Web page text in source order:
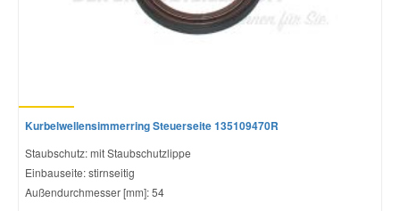
Kurbelwellensimmerring Steuerseite 135109470R
Staubschutz: mit Staubschutzlippe
Einbauseite: stirnseitig
Außendurchmesser [mm]: 54